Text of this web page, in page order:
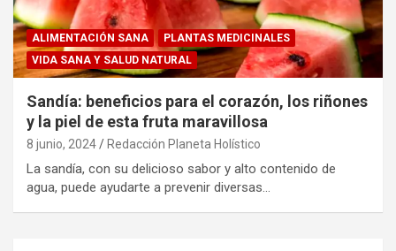
ALIMENTACIÓN SANA
PLANTAS MEDICINALES
VIDA SANA Y SALUD NATURAL
Sandía: beneficios para el corazón, los riñones
y la piel de esta fruta maravillosa
8 junio, 2024 Redacción Planeta Holístico
La sandía, con su delicioso sabor y alto contenido de
agua, puede ayudarte a prevenir diversas…